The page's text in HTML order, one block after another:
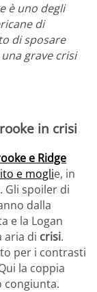
è uno degli
di
di sposare
grave crisi
in crisi
e Ridge
e moglie, in
Gli spoiler di
dalla
e la Logan
aria di crisi.
per i contrasti
la coppia
congiunta.